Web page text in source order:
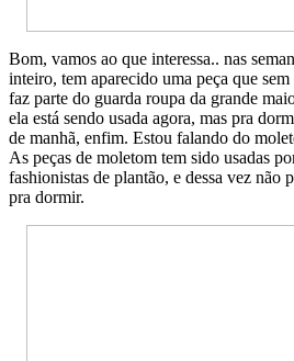
Bom, vamos ao que interessa.. nas
inteiro, tem aparecido uma peça que
faz parte do guarda roupa da grande
ela está sendo usada agora, mas pra
de manhã, enfim. Estou falando do
As peças de moletom tem sido usadas
fashionistas de plantão, e dessa vez não
pra dormir.